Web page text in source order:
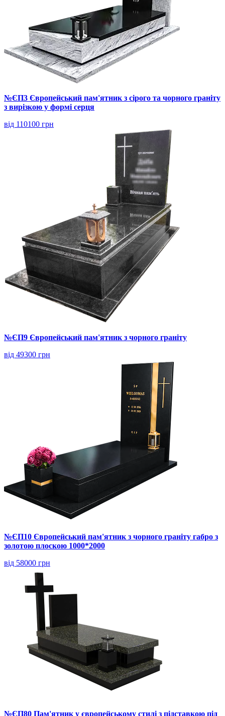
№ЄП3 Європейський пам'ятник з сірого та чорного граніту
з вирізкою у формі серця
від 110100 грн
№ЄП9 Європейський пам'ятник з чорного граніту
від 49300 грн
№ЄП10 Європейський пам'ятник з чорного граніту габро з
золотою плоскою 1000*2000
від 58000 грн
№ЄП80 Пам'ятник у європейському стилі з підставкою під